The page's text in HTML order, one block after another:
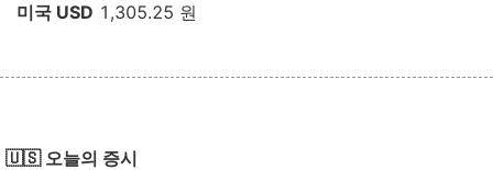
미국 USD 1,305.25 원
🇺🇸 오늘의 증시